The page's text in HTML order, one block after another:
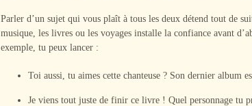
Parler d’un sujet qui vous plaît à tous les deux détend tout de
musique, les livres ou les voyages installe la confiance avant
exemple, tu peux lancer :
Toi aussi, tu aimes cette chanteuse ? Son dernier album
Je viens tout juste de finir ce livre ! Quel personnage tu